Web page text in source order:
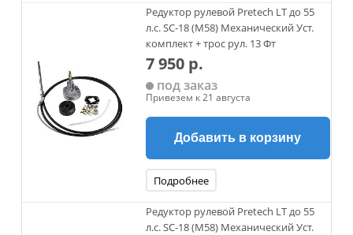
Редуктор рулевой Pretech LT до 55
л.с. SC-18 (M58) Механический Уст.
комплект + трос рул. 13 Фт
7 950 р.
под заказ
Привезем к 21 августа
Добавить в корзину
Подробнее
Редуктор рулевой Pretech LT до 55
л.с. SC-18 (M58) Механический Уст.